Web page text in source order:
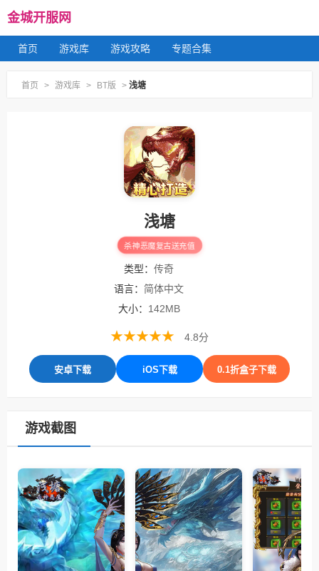
金城开服网
首页 游戏库 游戏攻略 专题合集
首页 > 游戏库 > BT版 > 浅塘
浅塘
杀神恶魔复古送充值
类型： 传奇
语言： 简体中文
大小： 142MB
★★★★★ 4.8分
安卓下载 iOS下载 0.1折盒子下载
游戏截图